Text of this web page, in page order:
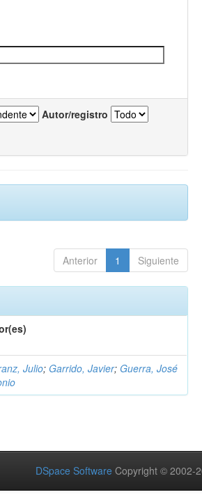
Autor/registro
Anterior 1 Siguiente
Julio; Garrido, Javier; Guerra, José
DSpace Software Copyright © 2002-